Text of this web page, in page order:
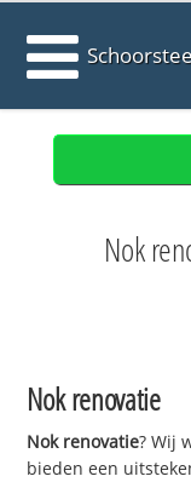
Nok
Nok renovatie
Nok renovatie? Wij
bieden een